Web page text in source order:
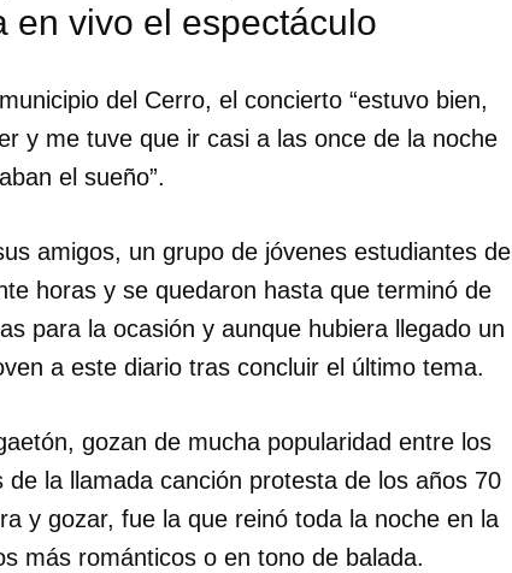
en vivo el espectáculo
del Cerro, el concierto “estuvo bien,
y me tuve que ir casi a las once de la noche
el sueño”.
amigos, un grupo de jóvenes estudiantes de
horas y se quedaron hasta que terminó de
para la ocasión y aunque hubiera llegado un
a este diario tras concluir el último tema.
gozan de mucha popularidad entre los
la llamada canción protesta de los años 70
y gozar, fue la que reinó toda la noche en la
más románticos o en tono de balada.